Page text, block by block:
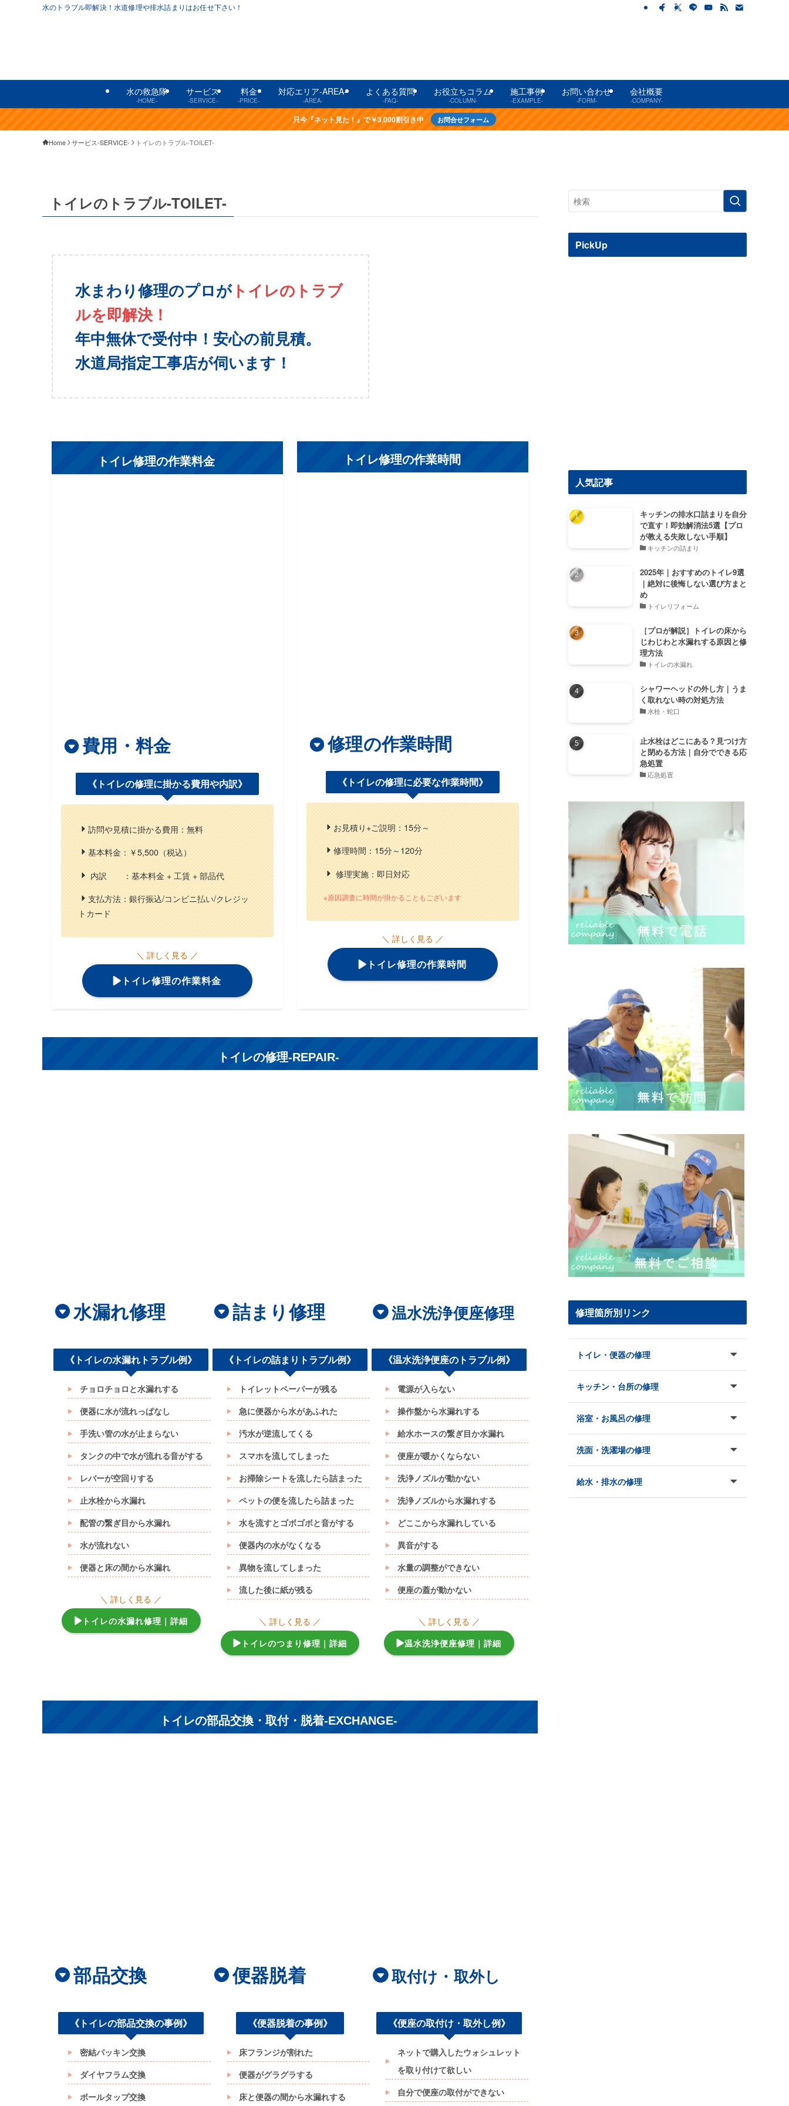
水のトラブル即解決！水道修理や排水詰まりはお任せ下さい！
水の救急隊
-HOME-
サービス
-SERVICE-
料金
-PRICE-
対応エリア-AREA-
-AREA-
よくある質問
-FAQ-
お役立ちコラム
-COLUMN-
施工事例
-EXAMPLE-
お問い合わせ
-FORM-
会社概要
-COMPANY-
只今『ネット見た！』で￥3,000割引き中 お問合せフォーム
Home サービス-SERVICE- トイレのトラブル-TOILET-
トイレのトラブル-TOILET-
水まわり修理のプロがトイレのトラブ
ルを即解決！
年中無休で受付中！安心の前見積。
水道局指定工事店が伺います！
トイレ修理の作業料金
費用・料金
《トイレの修理に掛かる費用や内訳》
訪問や見積に掛かる費用：無料
基本料金：￥5,500（税込）
内訳 ：基本料金 + 工賃 + 部品代
支払方法：銀行振込/コンビニ払い/クレジッ
トカード
＼ 詳しく見る ／
トイレ修理の作業料金
トイレ修理の作業時間
修理の作業時間
《トイレの修理に必要な作業時間》
お見積り+ご説明：15分～
修理時間：15分～120分
修理実施：即日対応
※原因調査に時間が掛かることもございます
＼ 詳しく見る ／
トイレ修理の作業時間
トイレの修理-REPAIR-
水漏れ修理
《トイレの水漏れトラブル例》
チョロチョロと水漏れする
便器に水が流れっぱなし
手洗い管の水が止まらない
タンクの中で水が流れる音がする
レバーが空回りする
止水栓から水漏れ
配管の繋ぎ目から水漏れ
水が流れない
便器と床の間から水漏れ
＼ 詳しく見る ／
トイレの水漏れ修理｜詳細
詰まり修理
《トイレの詰まりトラブル例》
トイレットペーパーが残る
急に便器から水があふれた
汚水が逆流してくる
スマホを流してしまった
お掃除シートを流したら詰まった
ペットの便を流したら詰まった
水を流すとゴボゴボと音がする
便器内の水がなくなる
異物を流してしまった
流した後に紙が残る
＼ 詳しく見る ／
トイレのつまり修理｜詳細
温水洗浄便座修理
《温水洗浄便座のトラブル例》
電源が入らない
操作盤から水漏れする
給水ホースの繋ぎ目か水漏れ
便座が暖かくならない
洗浄ノズルが動かない
洗浄ノズルから水漏れする
どここから水漏れしている
異音がする
水量の調整ができない
便座の蓋が動かない
＼ 詳しく見る ／
温水洗浄便座修理｜詳細
トイレの部品交換・取付・脱着-EXCHANGE-
部品交換
《トイレの部品交換の事例》
密結パッキン交換
ダイヤフラム交換
ボールタップ交換
便器脱着
《便器脱着の事例》
床フランジが割れた
便器がグラグラする
床と便器の間から水漏れする
取付け・取外し
《便座の取付け・取外し例》
ネットで購入したウォシュレット
を取り付けて欲しい
自分で便座の取付ができない
PickUp
人気記事
キッチンの排水口詰まりを自分
で直す！即効解消法5選【プロ
が教える失敗しない手順】
キッチンの詰まり
2025年｜おすすめのトイレ9選
｜絶対に後悔しない選び方まと
め
トイレリフォーム
［プロが解説］トイレの床から
じわじわと水漏れする原因と修
理方法
トイレの水漏れ
シャワーヘッドの外し方｜うま
く取れない時の対処方法
水栓・蛇口
止水栓はどこにある？見つけ方
と閉める方法｜自分でできる応
急処置
応急処置
修理箇所別リンク
トイレ・便器の修理
キッチン・台所の修理
浴室・お風呂の修理
洗面・洗濯場の修理
給水・排水の修理